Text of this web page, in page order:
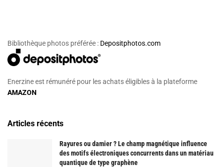
Bibliothèque photos préférée : Depositphotos.com
Enerzine est rémunéré pour les achats éligibles à la plateforme
AMAZON
Articles récents
Rayures ou damier ? Le champ magnétique influence
des motifs électroniques concurrents dans un matériau
quantique de type graphène